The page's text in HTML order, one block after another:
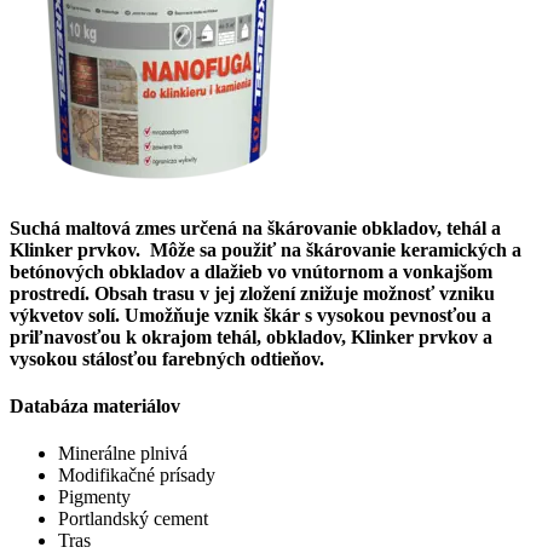
Suchá maltová zmes určená na škárovanie obkladov, tehál a
Klinker prvkov. Môže sa použiť na škárovanie keramických a
betónových obkladov a dlažieb vo vnútornom a vonkajšom
prostredí. Obsah trasu v jej zložení znižuje možnosť vzniku
výkvetov solí. Umožňuje vznik škár s vysokou pevnosťou a
priľnavosťou k okrajom tehál, obkladov, Klinker prvkov a
vysokou stálosťou farebných odtieňov.
Databáza materiálov
Minerálne plnivá
Modifikačné prísady
Pigmenty
Portlandský cement
Tras